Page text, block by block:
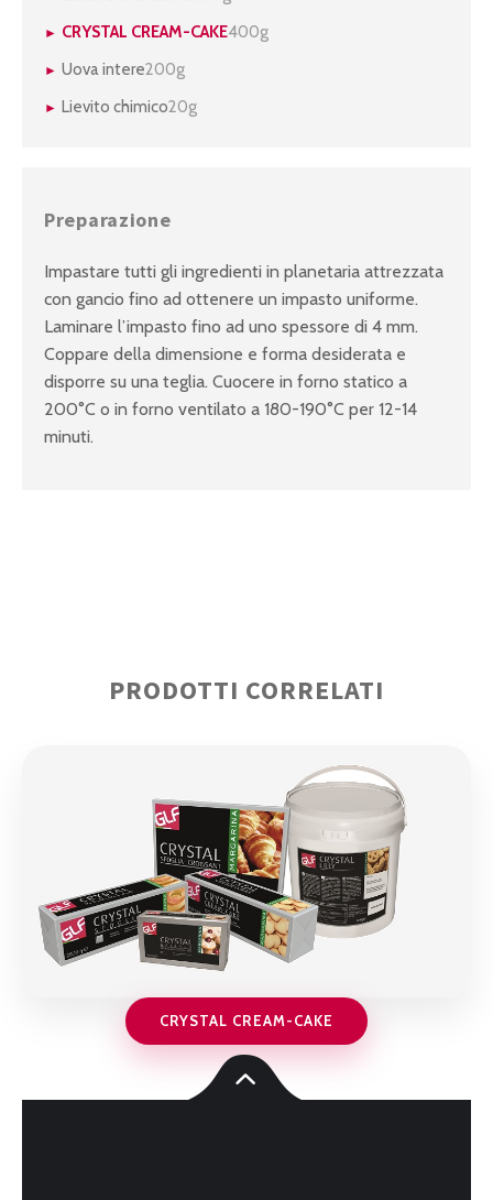
CRYSTAL CREAM-CAKE400g
Uova intere200g
Lievito chimico20g
Preparazione
Impastare tutti gli ingredienti in planetaria attrezzata
con gancio fino ad ottenere un impasto uniforme.
Laminare l’impasto fino ad uno spessore di 4 mm.
Coppare della dimensione e forma desiderata e
disporre su una teglia. Cuocere in forno statico a
200°C o in forno ventilato a 180-190°C per 12-14
minuti.
PRODOTTI CORRELATI
CRYSTAL CREAM-CAKE